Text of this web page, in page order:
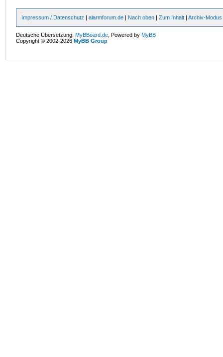
Impressum / Datenschutz |alarmforum.de | Nach oben |Zum Inhalt |Archiv-Modus
Deutsche Übersetzung:MyBBoard.de , Powered byMyBB
Copyright © 2002-2026MyBB Group